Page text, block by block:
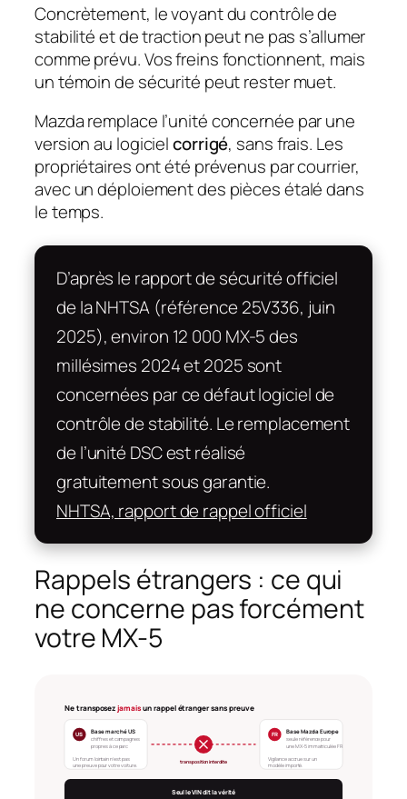
Concrètement, le voyant du contrôle de
stabilité et de traction peut ne pas s’allumer
comme prévu. Vos freins fonctionnent, mais
un témoin de sécurité peut rester muet.
Mazda remplace l’unité concernée par une
version au logicielcorrigé, sans frais. Les
propriétaires ont été prévenus par courrier,
avec un déploiement des pièces étalé dans
le temps.
D’après le rapport de sécurité officiel
de la NHTSA (référence 25V336, juin
2025), environ 12 000 MX-5 des
millésimes 2024 et 2025 sont
concernées par ce défaut logiciel de
contrôle de stabilité. Le remplacement
de l’unité DSC est réalisé
gratuitement sous garantie.
NHTSA, rapport de rappel officiel
Rappels étrangers : ce qui
ne concerne pas forcément
votre MX-5
Ne transposezjamaisun rappel étranger sans preuve
US Base marché US
chiffres et campagnes
propres à ce parc
Un forum lointain n’est pas
une preuve pour votre voiture.
FR Base Mazda Europe
seule référence pour
une MX-5 immatriculée FR
Vigilance accrue sur un
modèle importé.
transposition interdite
Seul le VIN dit la vérité